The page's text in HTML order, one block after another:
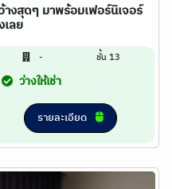
างสุดๆ มาพร้อมเฟอร์นิเจอร์
ลย
- ชั้น 13
ว่างให้เช่า
รายละเอียด